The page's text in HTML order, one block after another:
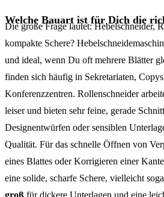
Welche Bauart ist für Dich die
Die große Frage lautet: Hebelschneider,
kompakte Schere?
und ideal, wenn Du oft mehrere Blätter
finden sich häufig in Sekretariaten,
Konferenzzentren. Rollenschneider
leiser und bieten sehr feine, gerade
Designentwürfen oder sensiblen
Qualität. Für das schnelle Öffnen von
eines Blattes oder Korrigieren einer
eine solide, scharfe Schere, vielleicht
groß für dickere Unterlagen und eine